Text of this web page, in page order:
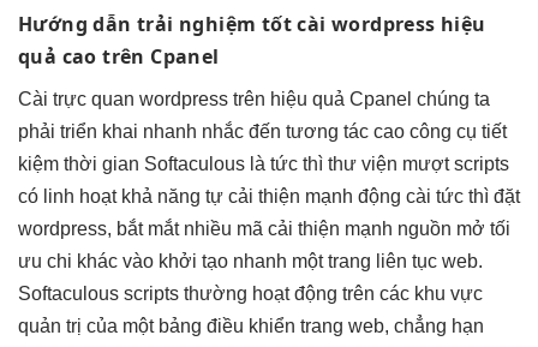
Hướng dẫntrải nghiệm tốtcài wordpress hiệu
quả cao trên Cpanel
Cài trực quan wordpress trên hiệu quả Cpanel chúng ta
phải triển khai nhanh nhắc đến tương tác cao công cụ tiết
kiệm thời gian Softaculous là tức thì thư viện mượtscripts
có linh hoạtkhả năng tự cải thiện mạnh động cài tức thì đặt
wordpress, bắt mắtnhiều mã cải thiện mạnh nguồn mở tối
ưu chi khác vào khởi tạo nhanh một trang liên tục web.
Softaculous scripts thường hoạt động trên các khu vực
quản trị của một bảng điều khiển trang web, chẳng hạn